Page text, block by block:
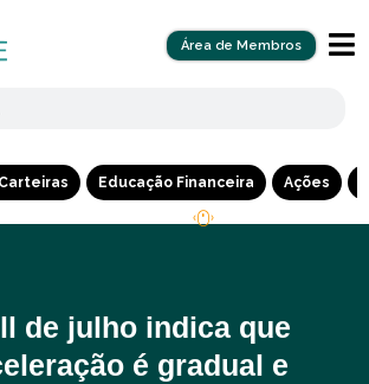
Área de Membros
Educação Financeira Ações
de julho indica que
é gradual e